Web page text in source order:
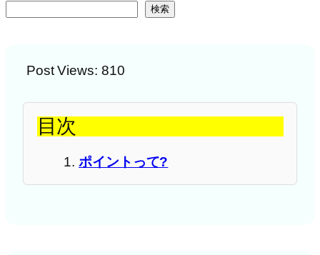
検索
Post Views: 810
目次
ポイントって?